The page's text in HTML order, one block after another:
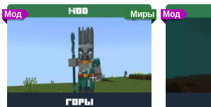
Мод Миры Мод